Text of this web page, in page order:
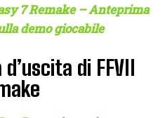
7 Remake – Anteprima
demo giocabile
di FFVII